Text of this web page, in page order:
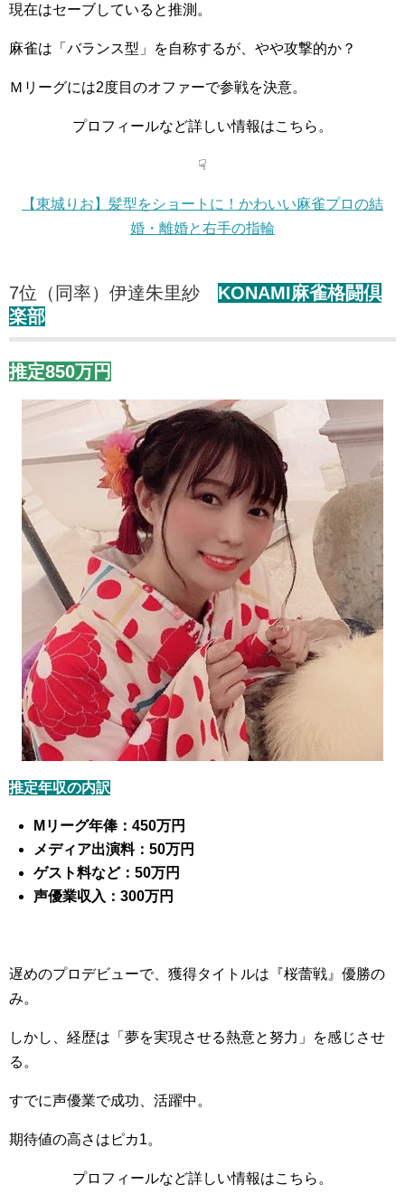
現在はセーブしていると推測。
麻雀は「バランス型」を自称するが、やや攻撃的か？
Ｍリーグには2度目のオファーで参戦を決意。
プロフィールなど詳しい情報はこちら。
☟
【東城りお】髪型をショートに！かわいい麻雀プロの結
婚・離婚と右手の指輪
7位（同率）伊達朱里紗 KONAMI麻雀格闘倶
楽部
推定850万円
推定年収の内訳
Mリーグ年俸：450万円
メディア出演料：50万円
ゲスト料など：50万円
声優業収入：300万円
遅めのプロデビューで、獲得タイトルは『桜蕾戦』優勝の
み。
しかし、経歴は「夢を実現させる熱意と努力」を感じさせ
る。
すでに声優業で成功、活躍中。
期待値の高さはピカ1。
プロフィールなど詳しい情報はこちら。